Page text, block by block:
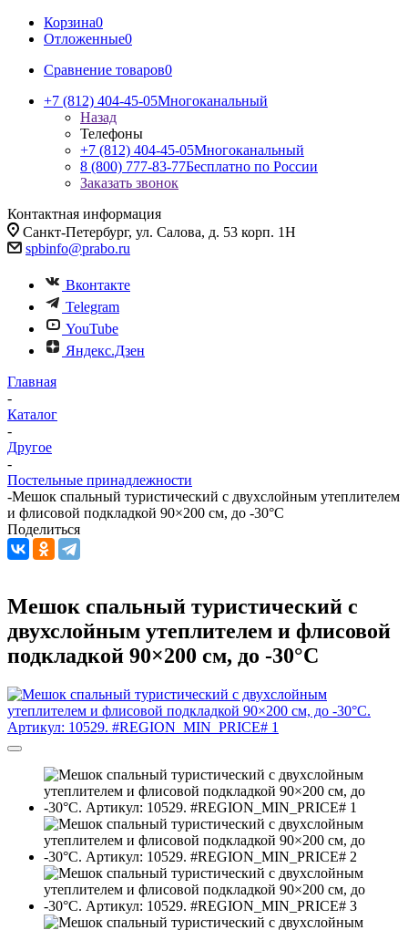
Корзина0
Отложенные0
Сравнение товаров0
+7 (812) 404-45-05Многоканальный
Назад
Телефоны
+7 (812) 404-45-05Многоканальный
8 (800) 777-83-77Бесплатно по России
Заказать звонок
Контактная информация
Санкт-Петербург, ул. Салова, д. 53 корп. 1Н
spbinfo@prabo.ru
Вконтакте
Telegram
YouTube
Яндекс.Дзен
Главная
-
Каталог
-
Другое
-
Постельные принадлежности
-Мешок спальный туристический с двухслойным утеплителем
и флисовой подкладкой 90×200 см, до -30°С
Поделиться
Мешок спальный туристический с
двухслойным утеплителем и флисовой
подкладкой 90×200 см, до -30°С